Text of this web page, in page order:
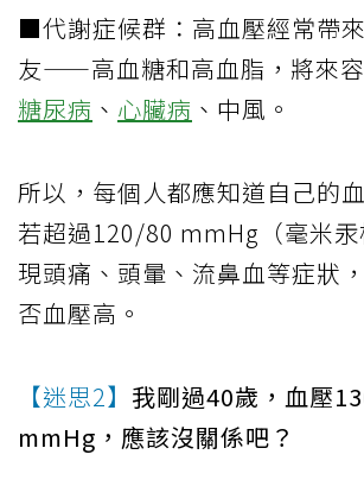
■代謝症候群：高血壓經常帶
友——高血糖和高血脂，將來
糖尿病 、 心臟病 、中風。
所以，每個人都應知道自己的
若超過120/80 mmHg（毫米汞
現頭痛、頭暈、流鼻血等症狀
否血壓高。
【迷思2】 我剛過40歲，血壓
mmHg，應該沒關係吧？